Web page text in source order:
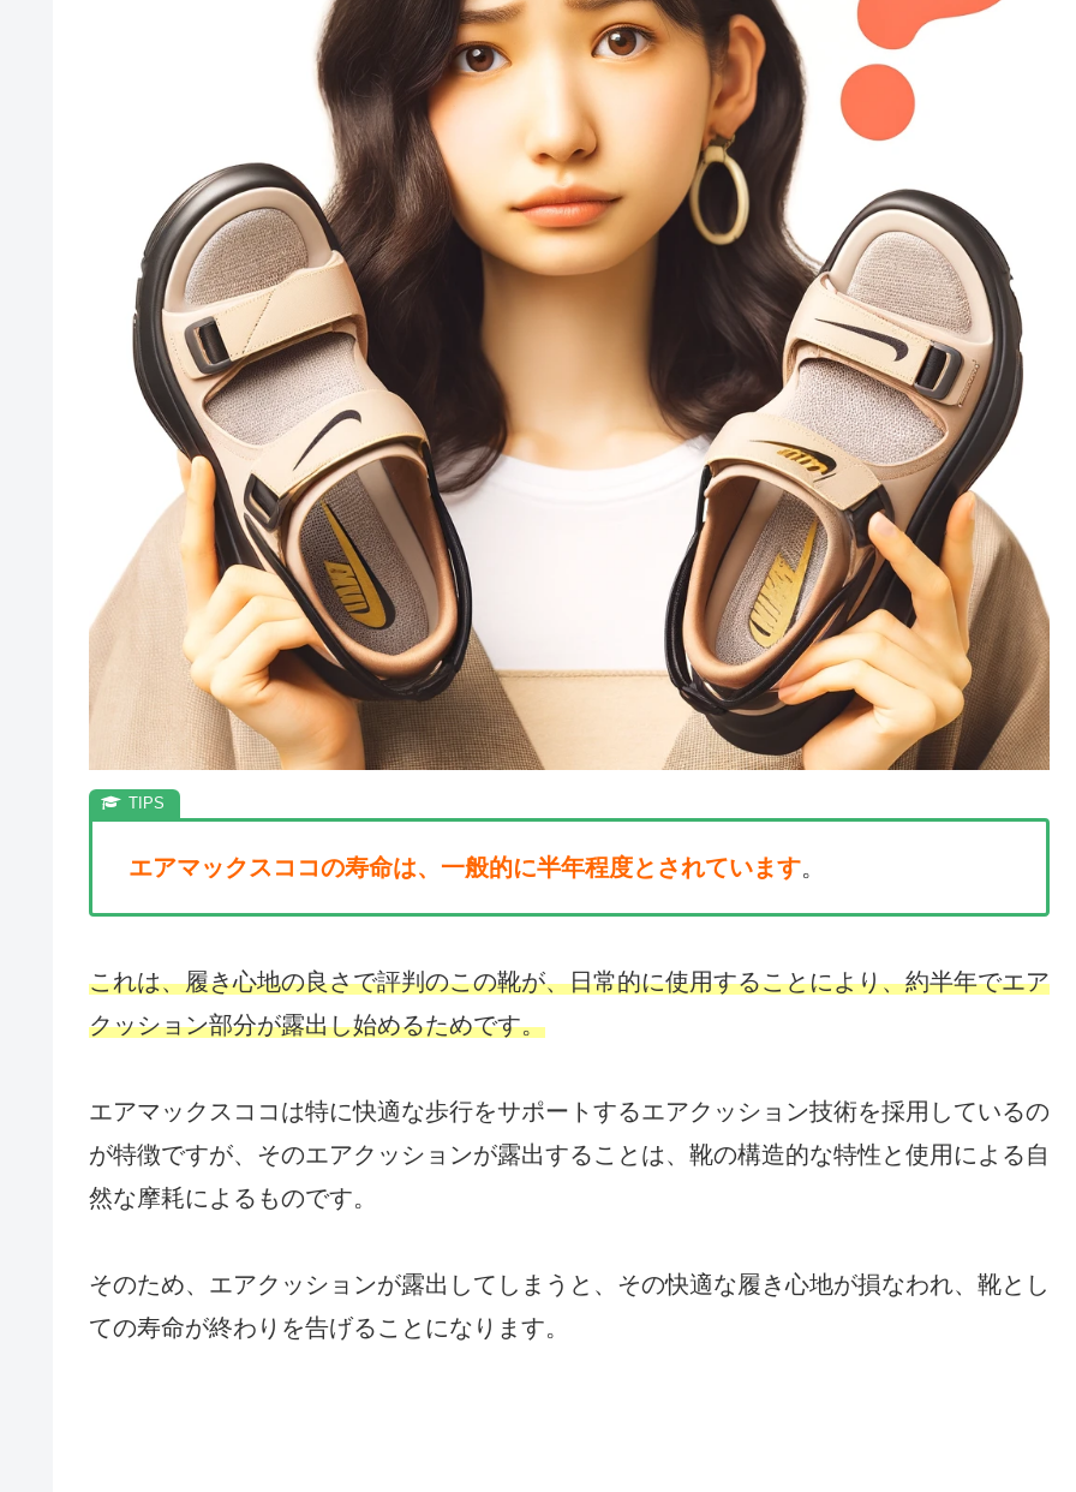
エアマックスココの寿命は、一般的に半年程度とされています。
これは、履き心地の良さで評判のこの靴が、日常的に使用することにより、約半年でエア
クッション部分が露出し始めるためです。
エアマックスココは特に快適な歩行をサポートするエアクッション技術を採用しているの
が特徴ですが、そのエアクッションが露出することは、靴の構造的な特性と使用による自
然な摩耗によるものです。
そのため、エアクッションが露出してしまうと、その快適な履き心地が損なわれ、靴とし
ての寿命が終わりを告げることになります。